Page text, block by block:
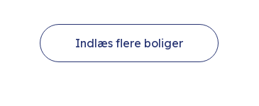
Indlæs flere boliger